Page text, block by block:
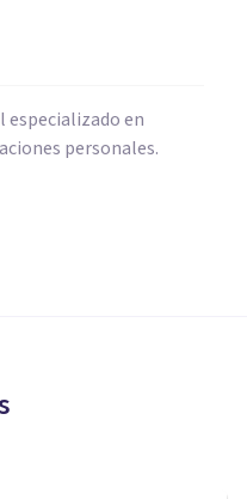
especializado en
personales.